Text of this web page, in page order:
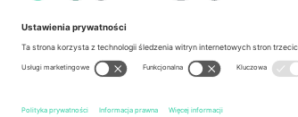
Mexico
Av Chapultepec 360, Roma Norte,
wydarzenia, stopkę i regulamin.,